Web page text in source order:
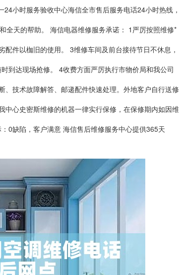
小时服务验收中心海信全市售后服务电话24小时热线，
全天的帮助。 海信电器维修服务承诺： 1严厉按照维修*
件以枷旧的使用。 3维修车间及前台接待节日不休息，
到达现场抢修。 4收费方面严厉执行市物价局和我公司
技术故障解答、邮递配件快速处理。外地客户自行送修
心史密斯维修的机器一律实行保修，在保修期内如因维
0缺陷，客户满意 海信售后维修服务中心提供365天